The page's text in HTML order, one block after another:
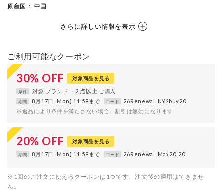
原産国 ： 中国
さらに詳しい情報を表示
ご利用可能なクーポン
30% OFF 対象商品を見る
条件 対象 ブランド 2 点以上
期間 8月17日 (Mon) 11:59まで コード
26Renewal_NY2buy20
※返品により条件を満たさない場合、割引は無効になります
20% OFF 対象商品を見る
期間 8月17日 (Mon) 11:59まで コード 26Renewal_Max20_20
※1回のご注文に使えるクーポンは1つです。注文後の適用はできませ
ん。